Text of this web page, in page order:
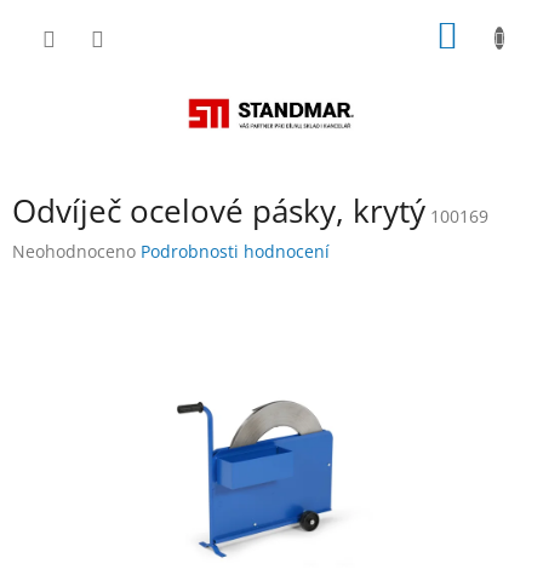
Odvíječ ocelové pásky, krytý 100169
Průměrné
Neohodnoceno Podrobnosti hodnocení